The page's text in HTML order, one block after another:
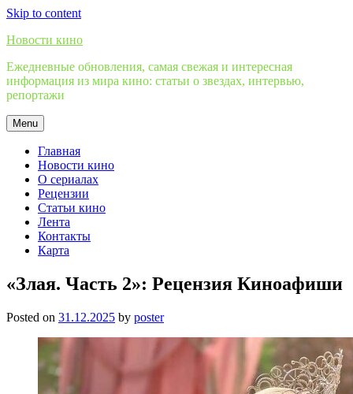
Skip to content
Новости кино
Ежедневные обновления, самая свежая и интересная
информация из мира кино: статьи о звездах, интервью,
репортажи
Menu
Главная
Новости кино
О сериалах
Рецензии
Статьи кино
Лента
Контакты
Карта
«Злая. Часть 2»: Рецензия Киноафиши
Posted on 31.12.2025 by poster